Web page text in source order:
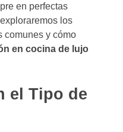
en perfectas
los
comunes y cómo
en cocina de lujo
el Tipo de